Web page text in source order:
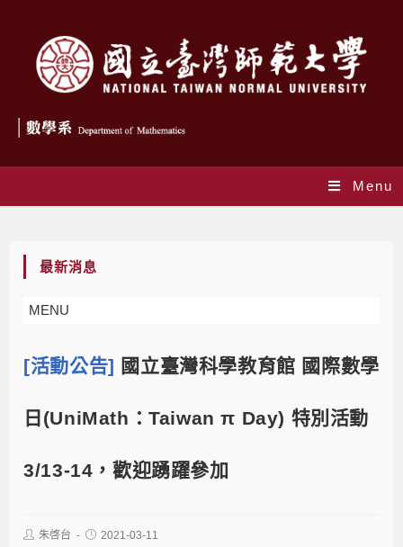
Menu
最新消息
MENU
[活動公告] 國立臺灣科學教育館 國際數學
日(UniMath：Taiwan π Day) 特別活動
3/13-14，歡迎踴躍參加
朱啓台 2021-03-11